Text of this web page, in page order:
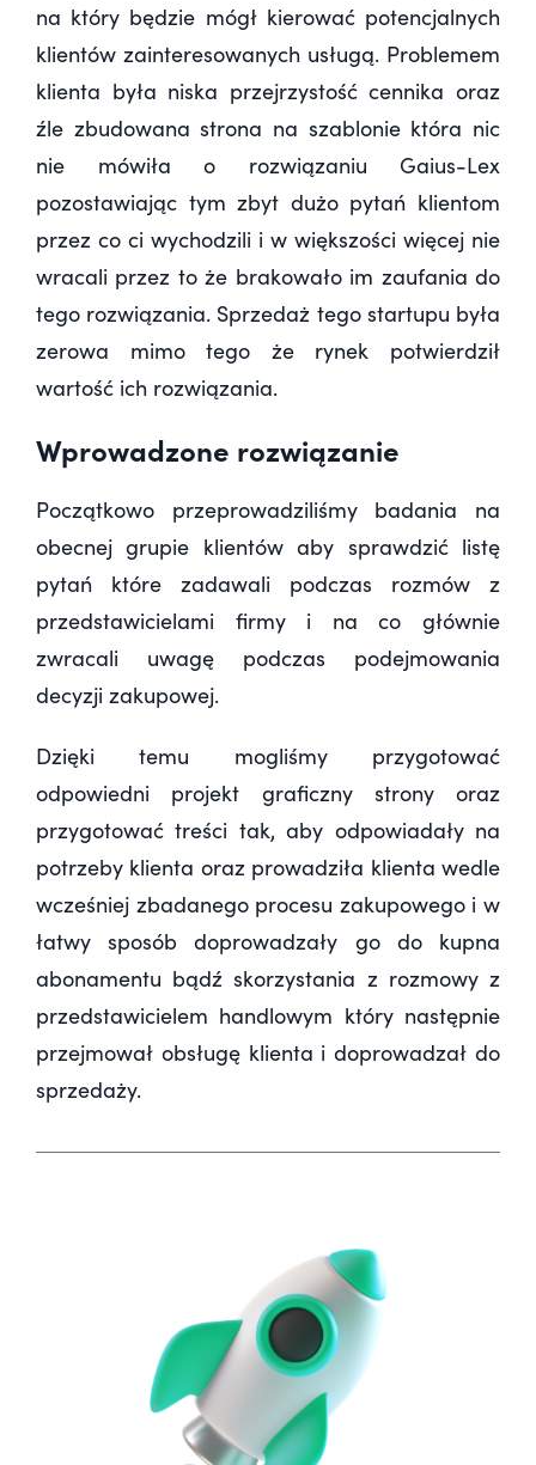
na który będzie mógł kierować potencjalnych
klientów zainteresowanych usługą. Problemem
klienta była niska przejrzystość cennika oraz
źle zbudowana strona na szablonie która nic
nie mówiła o rozwiązaniu Gaius-Lex
pozostawiając tym zbyt dużo pytań klientom
przez co ci wychodzili i w większości więcej nie
wracali przez to że brakowało im zaufania do
tego rozwiązania. Sprzedaż tego startupu była
zerowa mimo tego że rynek potwierdził
wartość ich rozwiązania.
Wprowadzone rozwiązanie
Początkowo przeprowadziliśmy badania na
obecnej grupie klientów aby sprawdzić listę
pytań które zadawali podczas rozmów z
przedstawicielami firmy i na co głównie
zwracali uwagę podczas podejmowania
decyzji zakupowej.
Dzięki temu mogliśmy przygotować
odpowiedni projekt graficzny strony oraz
przygotować treści tak, aby odpowiadały na
potrzeby klienta oraz prowadziła klienta wedle
wcześniej zbadanego procesu zakupowego i w
łatwy sposób doprowadzały go do kupna
abonamentu bądź skorzystania z rozmowy z
przedstawicielem handlowym który następnie
przejmował obsługę klienta i doprowadzał do
sprzedaży.